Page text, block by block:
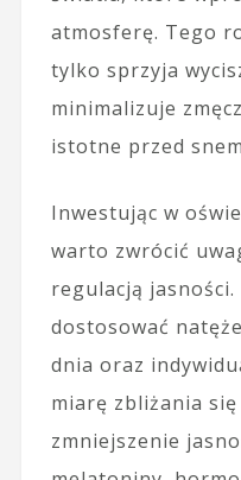
atmosferę. Tego
tylko sprzyja
minimalizuje
istotne przed
Inwestując w
warto zwrócić
regulacją
dostosować
dnia oraz
miarę zbliżania
zmniejszenie